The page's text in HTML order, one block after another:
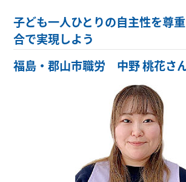
子ども一人ひとりの自主性を尊
合で実現しよう
福島・郡山市職労 中野 桃花さん